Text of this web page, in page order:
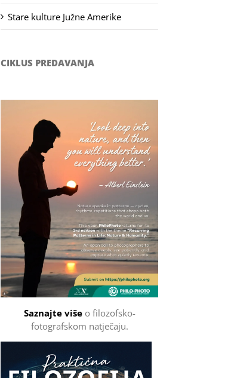
Stare kulture Južne Amerike
CIKLUS PREDAVANJA
Saznajte višeo filozofsko-
fotografskom natječaju.